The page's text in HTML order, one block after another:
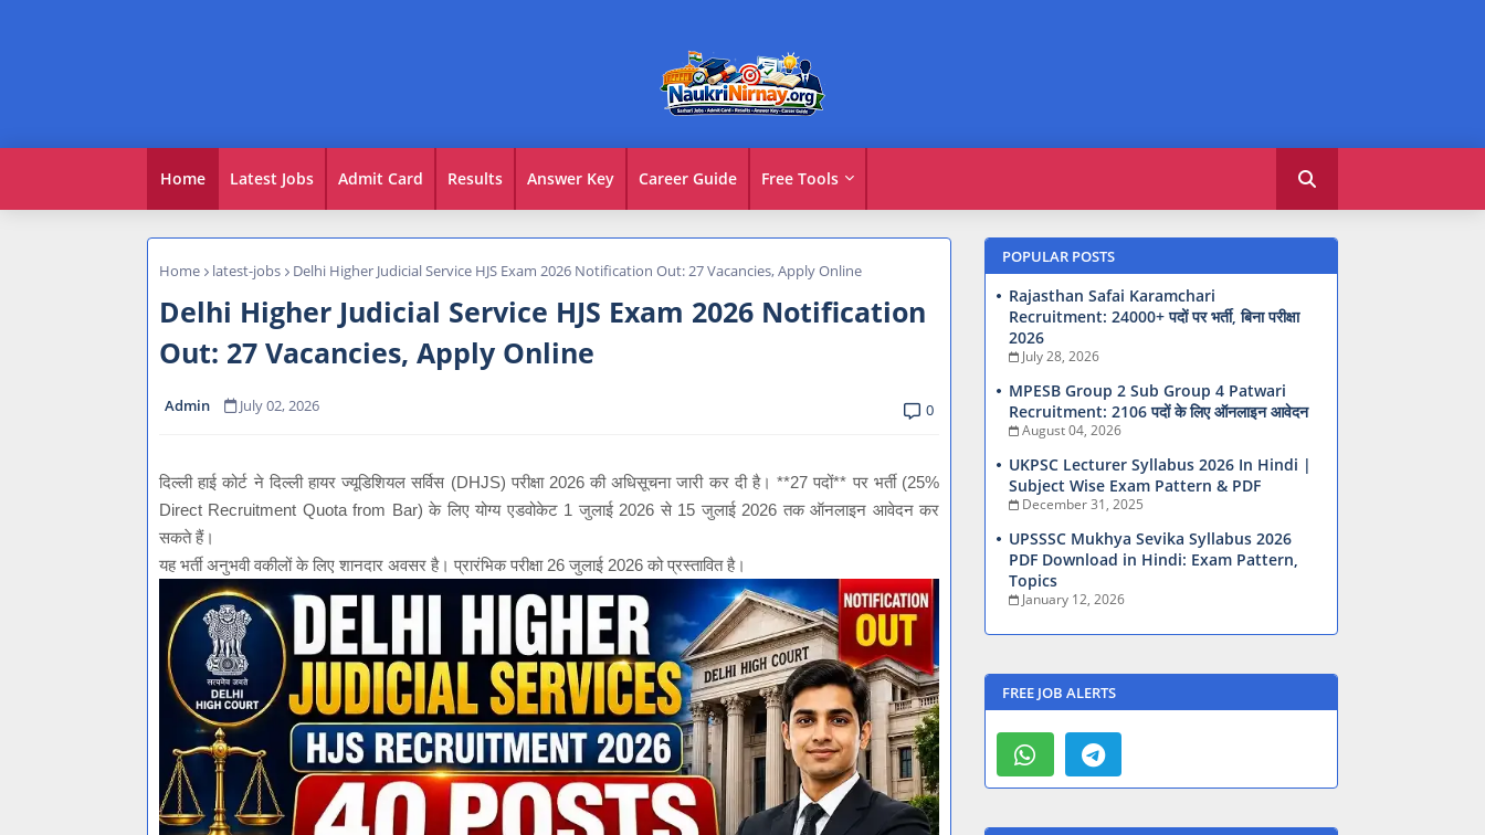
Home Latest Jobs Admit Card Results Answer Key Career Guide Free Tools
Home latest-jobs Delhi Higher Judicial Service HJS Exam 2026 Notification Out: 27 Vacancies, Apply Online
Delhi Higher Judicial Service HJS Exam 2026 Notification
Out: 27 Vacancies, Apply Online
Admin July 02, 2026 0
दिल्ली हाई कोर्ट ने दिल्ली हायर ज्यूडिशियल सर्विस (DHJS) परीक्षा 2026 की अधिसूचना जारी कर दी है। **27 पदों** पर भर्ती (25%
Direct Recruitment Quota from Bar) के लिए योग्य एडवोकेट 1 जुलाई 2026 से 15 जुलाई 2026 तक ऑनलाइन आवेदन कर
सकते हैं।
यह भर्ती अनुभवी वकीलों के लिए शानदार अवसर है। प्रारंभिक परीक्षा 26 जुलाई 2026 को प्रस्तावित है।
POPULAR POSTS
Rajasthan Safai Karamchari
Recruitment: 24000+ पदों पर भर्ती, बिना परीक्षा
2026
July 28, 2026
MPESB Group 2 Sub Group 4 Patwari
Recruitment: 2106 पदों के लिए ऑनलाइन आवेदन
August 04, 2026
UKPSC Lecturer Syllabus 2026 In Hindi |
Subject Wise Exam Pattern & PDF
December 31, 2025
UPSSSC Mukhya Sevika Syllabus 2026
PDF Download in Hindi: Exam Pattern,
Topics
January 12, 2026
FREE JOB ALERTS